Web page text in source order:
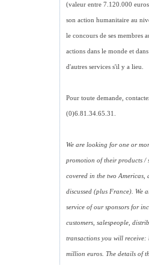
(valeur entre 7.120.000
son action humanitaire au
le concours de ses membres
actions dans le monde et
d'autres services s'il y a lieu.
Pour toute demande,
(0)6.81.34.65.31.
We are looking for one or
promotion of their products /
covered in the two
discussed (plus France). We
service of our sponsors for
customers, salespeople,
transactions you will receive:
million euros. The details of